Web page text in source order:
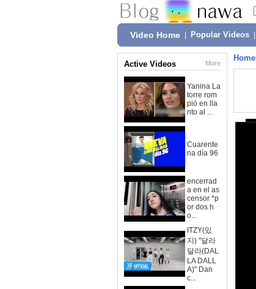
Video Home Popular Videos
Active Videos More
Yanina La
torre rom
pió en lla
nto al ...
Cuarente
na día 96
encerrad
a en el as
censor *p
or dos h
o...
ITZY(있
지) "달라
달라(DAL
LA DALL
A)" Dan
c...
Home